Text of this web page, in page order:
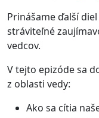
Prinášame ďalší
stráviteľné
vedcov.
V tejto epizóde sa
z oblasti vedy:
Ako sa cítia